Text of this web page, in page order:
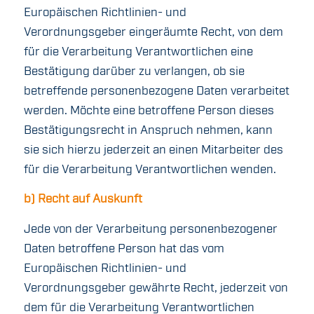
Europäischen Richtlinien- und
Verordnungsgeber eingeräumte Recht, von dem
für die Verarbeitung Verantwortlichen eine
Bestätigung darüber zu verlangen, ob sie
betreffende personenbezogene Daten verarbeitet
werden. Möchte eine betroffene Person dieses
Bestätigungsrecht in Anspruch nehmen, kann
sie sich hierzu jederzeit an einen Mitarbeiter des
für die Verarbeitung Verantwortlichen wenden.
b) Recht auf Auskunft
Jede von der Verarbeitung personenbezogener
Daten betroffene Person hat das vom
Europäischen Richtlinien- und
Verordnungsgeber gewährte Recht, jederzeit von
dem für die Verarbeitung Verantwortlichen